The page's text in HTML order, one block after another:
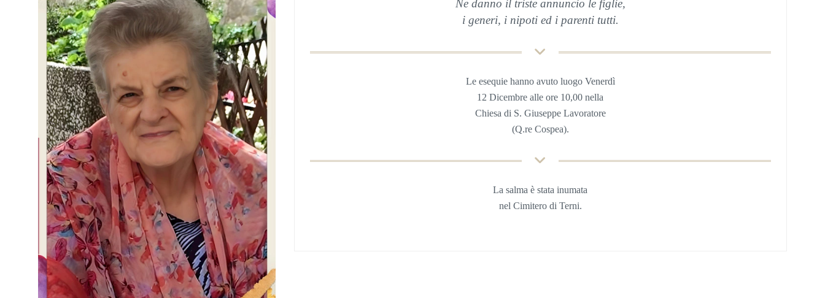
Ne danno il triste annuncio le figlie,
i generi, i nipoti ed i parenti tutti.
Le esequie hanno avuto luogo Venerdì
12 Dicembrealle ore 10,00 nella
Chiesa di S. Giuseppe Lavoratore
(Q.re Cospea).
La salma è stata inumata
nel Cimitero di Terni.